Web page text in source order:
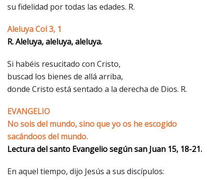
su fidelidad por todas las edades. R.
Aleluya Col 3, 1
R. Aleluya, aleluya, aleluya.
Si habéis resucitado con Cristo,
buscad los bienes de allá arriba,
donde Cristo está sentado a la derecha de Dios. R.
EVANGELIO
No sois del mundo, sino que yo os he escogido
sacándoos del mundo.
Lectura del santo Evangelio según san Juan 15, 18-21.
En aquel tiempo, dijo Jesús a sus discípulos: